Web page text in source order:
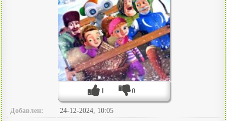
1 0
Добавлен:
24-12-2024, 10:05